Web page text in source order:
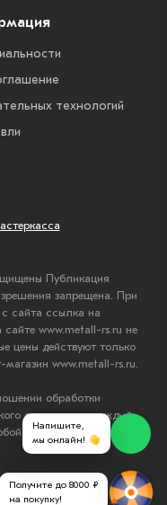
технологий
Публикация
запрещена. При
сайта ссылка на
www.metall-rs.ru не
цены действуют только
магазин www.metall-rs.ru.
обработки
соглашения каждый
форме обратной
"Мастервеб"
Напишите,
мы онлайн! 👋
Получите до 8000 ₽
на покупку!